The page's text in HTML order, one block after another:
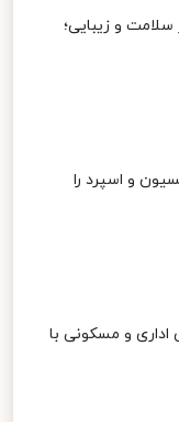
و زیبایی؛
و اسپرد را
و مسکونی با